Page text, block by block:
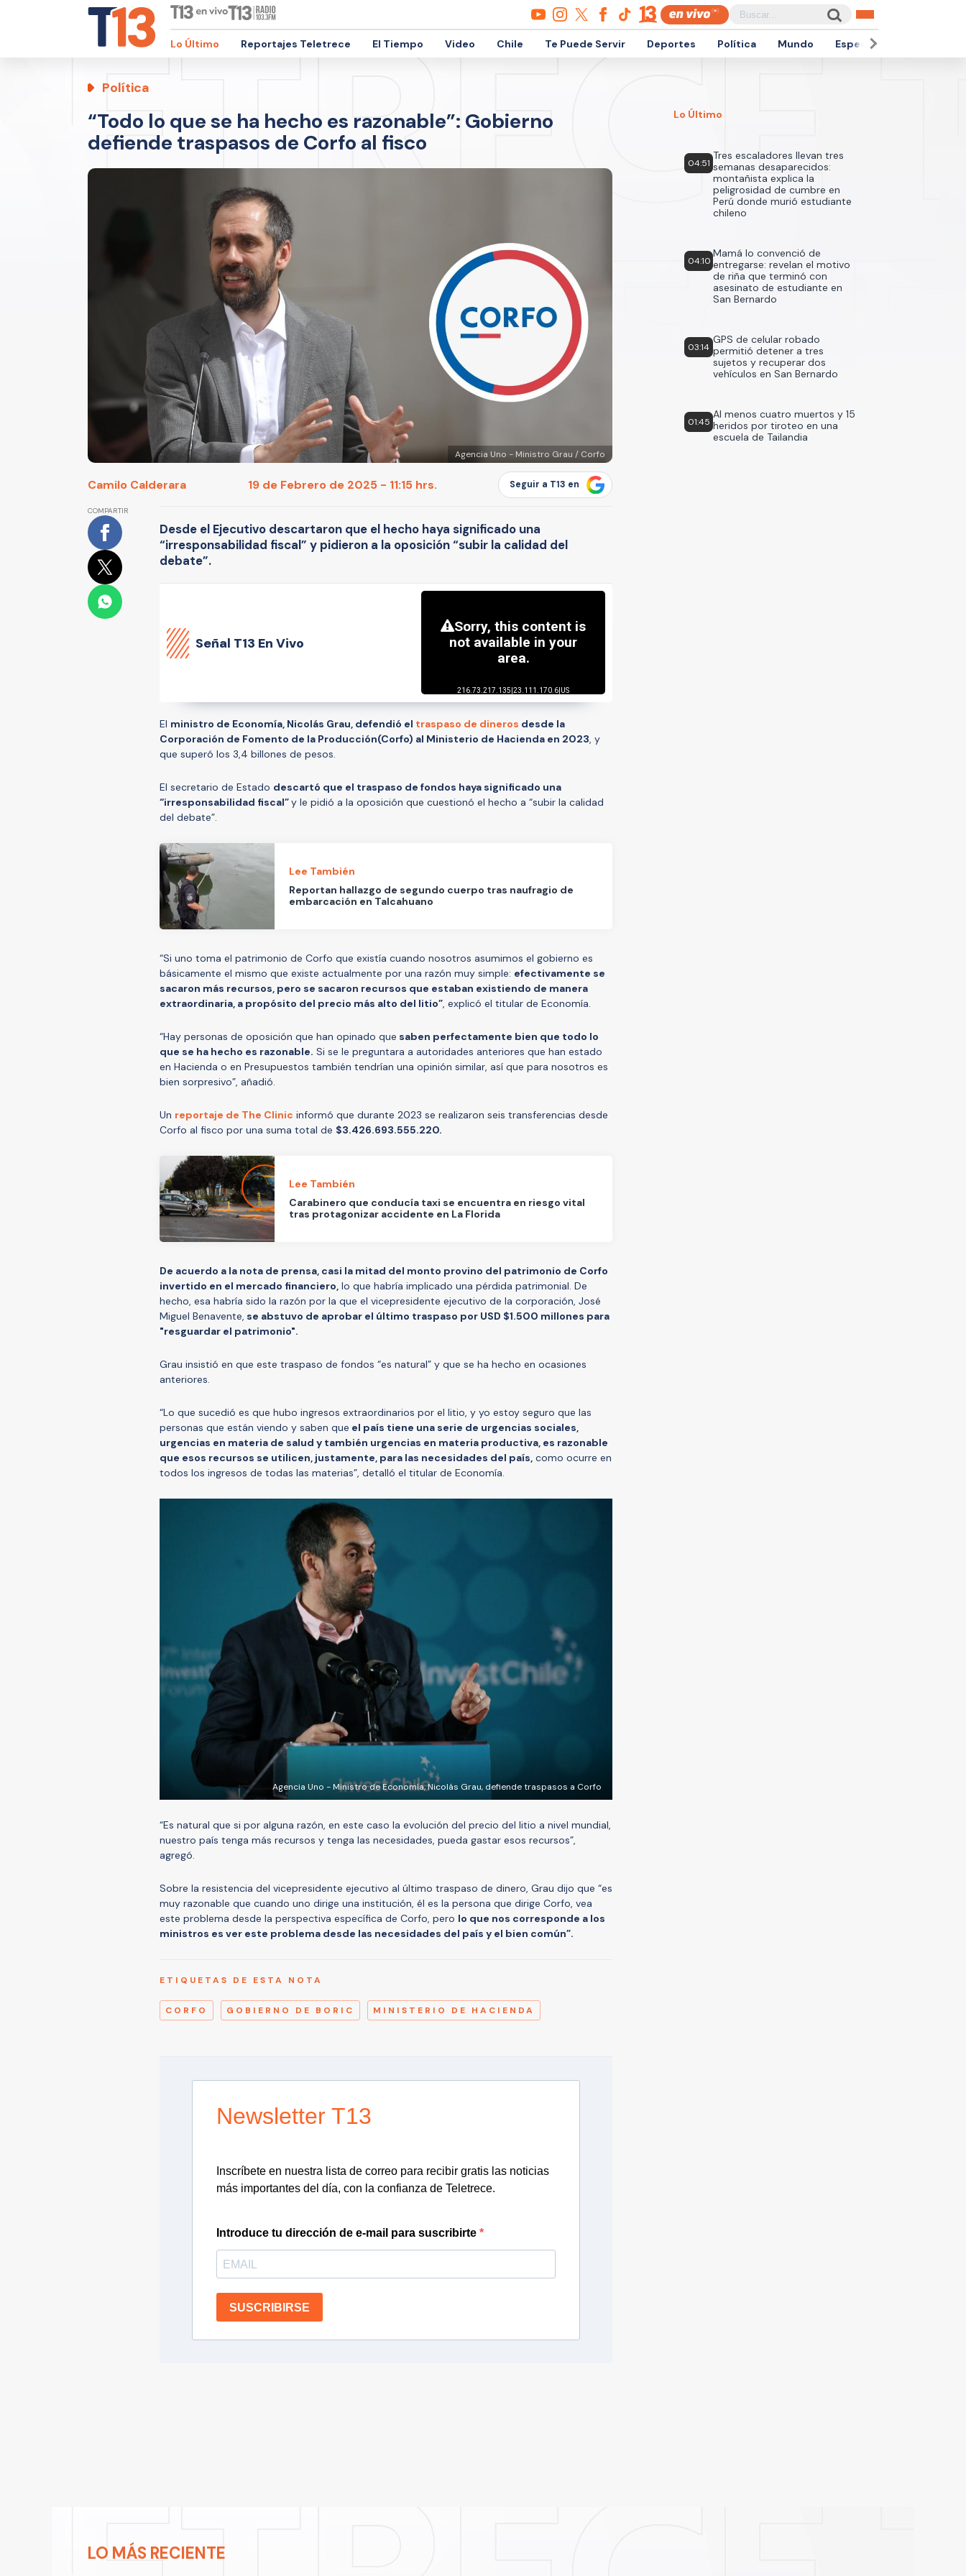
Lo Último Reportajes Teletrece El Tiempo Video Chile Te Puede Servir Deportes Política Mundo Espectáculos
Política
“Todo lo que se ha hecho es razonable”: Gobierno
defiende traspasos de Corfo al fisco
Agencia Uno - Ministro Grau / Corfo
Camilo Calderara 19 de Febrero de 2025 - 11:15 hrs. Seguir a T13 en
COMPARTIR
Desde el Ejecutivo descartaron que el hecho haya significado una
“irresponsabilidad fiscal” y pidieron a la oposición “subir la calidad del
debate”.
Señal T13 En Vivo
El ministro de Economía, Nicolás Grau, defendió el traspaso de dineros desde la
Corporación de Fomento de la Producción(Corfo) al Ministerio de Hacienda en 2023, y
que superó los 3,4 billones de pesos.
El secretario de Estado descartó que el traspaso de fondos haya significado una
“irresponsabilidad fiscal”y le pidió a la oposición que cuestionó el hecho a “subir la calidad
del debate”.
Lee También
Reportan hallazgo de segundo cuerpo tras naufragio de
embarcación en Talcahuano
“Si uno toma el patrimonio de Corfo que existía cuando nosotros asumimos el gobierno es
básicamente el mismo que existe actualmente por una razón muy simple: efectivamente se
sacaron más recursos, pero se sacaron recursos que estaban existiendo de manera
extraordinaria, a propósito del precio más alto del litio”, explicó el titular de Economía.
“Hay personas de oposición que han opinado que saben perfectamente bien que todo lo
que se ha hecho es razonable. Si se le preguntara a autoridades anteriores que han estado
en Hacienda o en Presupuestos también tendrían una opinión similar, así que para nosotros es
bien sorpresivo”, añadió.
Un reportaje de The Clinic informó que durante 2023 se realizaron seis transferencias desde
Corfo al fisco por una suma total de $3.426.693.555.220.
Lee También
Carabinero que conducía taxi se encuentra en riesgo vital
tras protagonizar accidente en La Florida
De acuerdo a la nota de prensa, casi la mitad del monto provino del patrimonio de Corfo
invertido en el mercado financiero, lo que habría implicado una pérdida patrimonial. De
hecho, esa habría sido la razón por la que el vicepresidente ejecutivo de la corporación, José
Miguel Benavente, se abstuvo de aprobar el último traspaso por USD $1.500 millones para
"resguardar el patrimonio".
Grau insistió en que este traspaso de fondos “es natural” y que se ha hecho en ocasiones
anteriores.
“Lo que sucedió es que hubo ingresos extraordinarios por el litio, y yo estoy seguro que las
personas que están viendo y saben que el país tiene una serie de urgencias sociales,
urgencias en materia de salud y también urgencias en materia productiva, es razonable
que esos recursos se utilicen, justamente, para las necesidades del país, como ocurre en
todos los ingresos de todas las materias”, detalló el titular de Economía.
Agencia Uno - Ministro de Economía, Nicolás Grau, defiende traspasos a Corfo
“Es natural que si por alguna razón, en este caso la evolución del precio del litio a nivel mundial,
nuestro país tenga más recursos y tenga las necesidades, pueda gastar esos recursos”,
agregó.
Sobre la resistencia del vicepresidente ejecutivo al último traspaso de dinero, Grau dijo que “es
muy razonable que cuando uno dirige una institución, él es la persona que dirige Corfo, vea
este problema desde la perspectiva específica de Corfo, pero lo que nos corresponde a los
ministros es ver este problema desde las necesidades del país y el bien común”.
ETIQUETAS DE ESTA NOTA
CORFO GOBIERNO DE BORIC MINISTERIO DE HACIENDA
Newsletter T13
Inscríbete en nuestra lista de correo para recibir gratis las noticias
más importantes del día, con la confianza de Teletrece.
Introduce tu dirección de e-mail para suscribirte
SUSCRIBIRSE
Lo Último
04:51
Tres escaladores llevan tres
semanas desaparecidos:
montañista explica la
peligrosidad de cumbre en
Perú donde murió estudiante
chileno
04:10
Mamá lo convenció de
entregarse: revelan el motivo
de riña que terminó con
asesinato de estudiante en
San Bernardo
03:14
GPS de celular robado
permitió detener a tres
sujetos y recuperar dos
vehículos en San Bernardo
01:45
Al menos cuatro muertos y 15
heridos por tiroteo en una
escuela de Tailandia
LO MÁS RECIENTE